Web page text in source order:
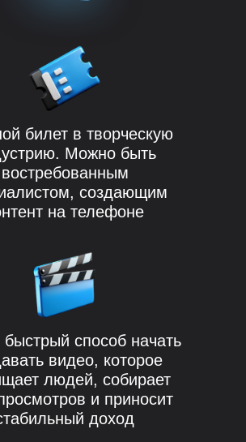
способ начать
видео, которое
людей, собирает
и приносит
доход
билет в творческую
Можно быть
востребованным
создающим
на телефоне